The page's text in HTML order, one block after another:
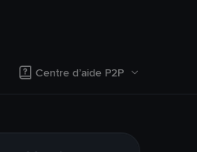
Centre d’aide P2P